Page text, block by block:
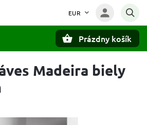
EUR
Prázdny košík
Madeira biely